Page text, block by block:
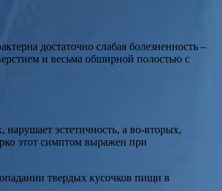
достаточно слабая болезненность –
и весьма обширной полостью с
эстетичность, а во-вторых,
этот симптом выражен при
твердых кусочков пищи в